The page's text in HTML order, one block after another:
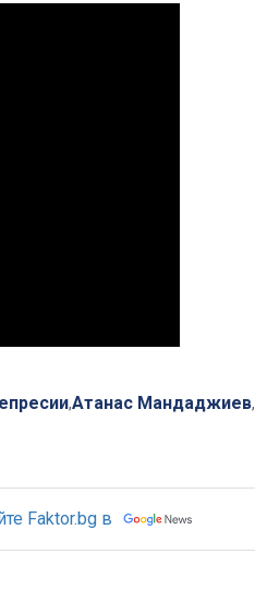
,Атанас Мандаджиев,
Faktor.bg в